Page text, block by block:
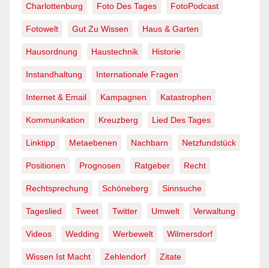
Charlottenburg Foto Des Tages FotoPodcast
Fotowelt Gut Zu Wissen Haus & Garten
Hausordnung Haustechnik Historie
Instandhaltung Internationale Fragen
Internet & Email Kampagnen Katastrophen
Kommunikation Kreuzberg Lied Des Tages
Linktipp Metaebenen Nachbarn Netzfundstück
Positionen Prognosen Ratgeber Recht
Rechtsprechung Schöneberg Sinnsuche
Tageslied Tweet Twitter Umwelt Verwaltung
Videos Wedding Werbewelt Wilmersdorf
Wissen Ist Macht Zehlendorf Zitate